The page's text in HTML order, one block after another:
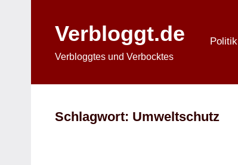
springenVerbloggt.de
Verbloggtes und Verbocktes
Politik
Schlagwort: Umweltschutz